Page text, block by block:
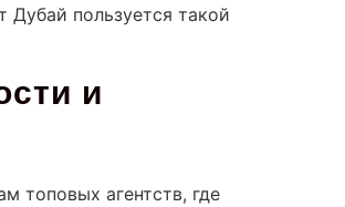
Дубай пользуется такой
и
топовых агентств, где